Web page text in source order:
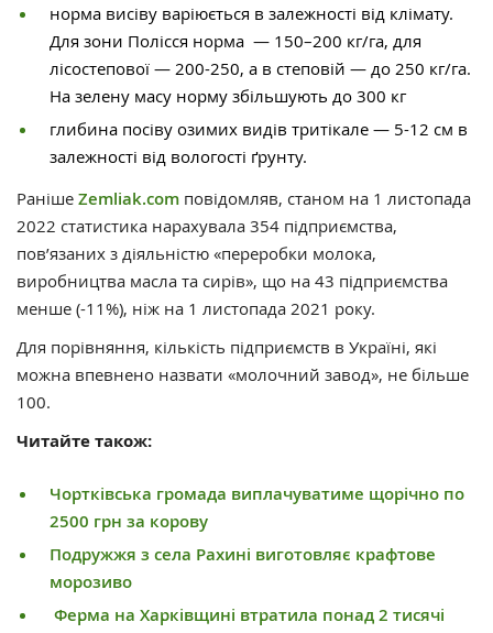
норма висіву варіюється в залежності від клімату.
Для зони Полісся норма — 150–200 кг/га, для
лісостепової — 200-250, а в степовій — до 250 кг/га.
На зелену масу норму збільшують до 300 кг
глибина посіву озимих видів тритікале — 5-12 см в
залежності від вологості ґрунту.
Раніше Zemliak.com повідомляв, станом на 1 листопада
2022 статистика нарахувала 354 підприємства,
пов’язаних з діяльністю «переробки молока,
виробництва масла та сирів», що на 43 підприємства
менше (-11%), ніж на 1 листопада 2021 року.
Для порівняння, кількість підприємств в Україні, які
можна впевнено назвати «молочний завод», не більше
100.
Читайте також:
Чортківська громада виплачуватиме щорічно по
2500 грн за корову
Подружжя з села Рахині виготовляє крафтове
морозиво
Ферма на Харківщині втратила понад 2 тисячі